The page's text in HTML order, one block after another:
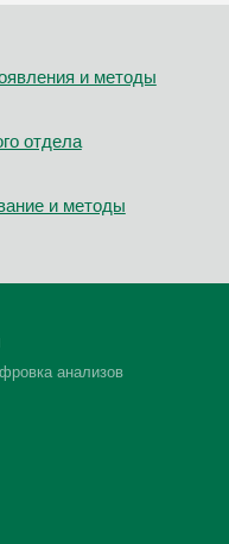
и методы
отдела
и методы
анализов